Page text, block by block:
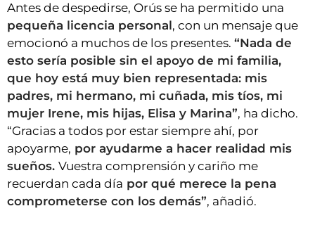
Antes de despedirse, Orús se ha permitido una
pequeña licencia personal, con un mensaje que
emocionó a muchos de los presentes. “Nada de
esto sería posible sin el apoyo de mi familia,
que hoy está muy bien representada: mis
padres, mi hermano, mi cuñada, mis tíos, mi
mujer Irene, mis hijas, Elisa y Marina”, ha dicho.
“Gracias a todos por estar siempre ahí, por
apoyarme, por ayudarme a hacer realidad mis
sueños. Vuestra comprensión y cariño me
recuerdan cada día por qué merece la pena
comprometerse con los demás”, añadió.